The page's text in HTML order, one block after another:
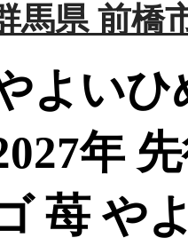
馬県 前橋
よい
年
苺 や